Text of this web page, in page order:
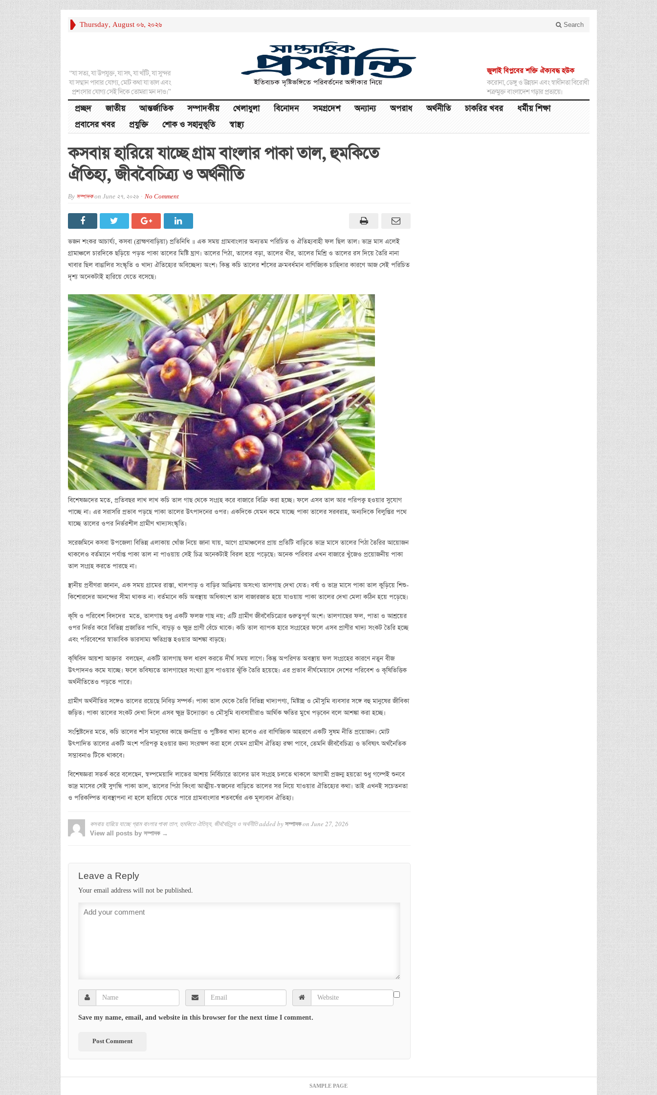
Thursday, August 06, 2026 Search
“যা সত্য, যা উপযুক্ত, যা সৎ, যা খাঁটি, যা সুন্দর
যা সম্মান পাবার যোগ্য, মোট কথা যা ভাল এবং
প্রশংসার যোগ্য সেই দিকে তোমরা মন দাও।”
জুলাই বিপ্লবের শক্তি ঐক্যবদ্ধ হউক
করোনা, ডেঙ্গু ও উন্নয়ন এবং স্বাধীনতা বিরোধী
শত্রুমুক্ত বাংলাদেশ গড়ার প্রত্যয়ে।
প্রচ্ছদ জাতীয় আন্তর্জাতিক সম্পাদকীয় খেলাধুলা বিনোদন সমগ্রদেশ অন্যান্য অপরাধ অর্থনীতি চাকরির খবর
ধর্মীয় শিক্ষা
প্রবাসের খবর
প্রযুক্তি শোক ও সহানুভূতি স্বাস্থ্য
কসবায় হারিয়ে যাচ্ছে গ্রাম বাংলার পাকা তাল, হুমকিতে
ঐতিহ্য, জীববৈচিত্র্য ও অর্থনীতি
By সম্পাদকon June 27, 2026 No Comment
ভজন শংকর আচার্য্য, কসবা (ব্রাহ্মণবাড়িয়া) প্রতিনিধি ॥ এক সময় গ্রামবাংলার অন্যতম পরিচিত ও ঐতিহ্যবাহী ফল ছিল তাল। ভাদ্র মাস এলেই
গ্রামাঞ্চলে চারদিকে ছড়িয়ে পড়ত পাকা তালের মিষ্টি ঘ্রাণ। তালের পিঠা, তালের বড়া, তালের খীর, তালের মিশ্রি ও তালের রস দিয়ে তৈরি নানা
খাবার ছিল বাঙালির সংস্কৃতি ও খাদ্য ঐতিহ্যের অবিচ্ছেদ্য অংশ। কিন্তু কচি তালের শাঁসের ক্রমবর্ধমান বাণিজ্যিক চাহিদার কারণে আজ সেই পরিচিত
দৃশ্য অনেকটাই হারিয়ে যেতে বসেছে।
বিশেষজ্ঞদের মতে, প্রতিবছর লাখ লাখ কচি তাল গাছ থেকে সংগ্রহ করে বাজারে বিক্রি করা হচ্ছে। ফলে এসব তাল আর পরিপক্ব হওয়ার সুযোগ
পাচ্ছে না। এর সরাসরি প্রভাব পড়ছে পাকা তালের উৎপাদনের ওপর। একদিকে যেমন কমে যাচ্ছে পাকা তালের সরবরাহ, অন্যদিকে বিলুপ্তির পথে
যাচ্ছে তালের ওপর নির্ভরশীল গ্রামীণ খাদ্যসংস্কৃতি।
সরেজমিনে কসবা উপজেলা বিভিন্ন এলাকায় খোঁজ নিয়ে জানা যায়, আগে গ্রামাঞ্চলের প্রায় প্রতিটি বাড়িতে ভাদ্র মাসে তালের পিঠা তৈরির আয়োজন
থাকলেও বর্তমানে পর্যাপ্ত পাকা তাল না পাওয়ায় সেই চিত্র অনেকটাই বিরল হয়ে পড়েছে। অনেক পরিবার এখন বাজারে খুঁজেও প্রয়োজনীয় পাকা
তাল সংগ্রহ করতে পারছে না।
স্থানীয় প্রবীণরা জানান, এক সময় গ্রামের রাস্তা, খালপাড় ও বাড়ির আঙিনায় অসংখ্য তালগাছ দেখা যেত। বর্ষা ও ভাদ্র মাসে পাকা তাল কুড়িয়ে শিশু-
কিশোরদের আনন্দের সীমা থাকত না। বর্তমানে কচি অবস্থায় অধিকাংশ তাল বাজারজাত হয়ে যাওয়ায় পাকা তালের দেখা মেলা কঠিন হয়ে পড়েছে।
কৃষি ও পরিবেশ বিদদের মতে, তালগাছ শুধু একটি ফলজ গাছ নয়; এটি গ্রামীণ জীববৈচিত্র্যের গুরুত্বপূর্ণ অংশ। তালগাছের ফল, পাতা ও আশ্রয়ের
ওপর নির্ভর করে বিভিন্ন প্রজাতির পাখি, বাদুড় ও ক্ষুদ্র প্রাণী বেঁচে থাকে। কচি তাল ব্যাপক হারে সংগ্রহের ফলে এসব প্রাণীর খাদ্য সংকট তৈরি হচ্ছে
এবং পরিবেশের স্বাভাবিক ভারসাম্য ক্ষতিগ্রস্ত হওয়ার আশঙ্কা বাড়ছে।
কৃষিবিদ আয়শা আক্তার বলছেন, একটি তালগাছ ফল ধারণ করতে দীর্ঘ সময় লাগে। কিন্তু অপরিণত অবস্থায় ফল সংগ্রহের কারণে নতুন বীজ
উৎপাদনও কমে যাচ্ছে। ফলে ভবিষ্যতে তালগাছের সংখ্যা হ্রাস পাওয়ার ঝুঁকি তৈরি হয়েছে। এর প্রভাব দীর্ঘমেয়াদে দেশের পরিবেশ ও কৃষিভিত্তিক
অর্থনীতিতেও পড়তে পারে।
গ্রামীণ অর্থনীতির সঙ্গেও তালের রয়েছে নিবিড় সম্পর্ক। পাকা তাল থেকে তৈরি বিভিন্ন খাদ্যপণ্য, মিষ্টান্ন ও মৌসুমি ব্যবসার সঙ্গে বহু মানুষের জীবিকা
জড়িত। পাকা তালের সংকট দেখা দিলে এসব ক্ষুদ্র উদ্যোক্তা ও মৌসুমি ব্যবসায়ীরাও আর্থিক ক্ষতির মুখে পড়বেন বলে আশঙ্কা করা হচ্ছে।
সংশ্লিষ্টদের মতে, কচি তালের শাঁস মানুষের কাছে জনপ্রিয় ও পুষ্টিকর খাদ্য হলেও এর বাণিজ্যিক আহরণে একটি সুষম নীতি প্রয়োজন। মোট
উৎপাদিত তালের একটি অংশ পরিপক্ব হওয়ার জন্য সংরক্ষণ করা হলে যেমন গ্রামীণ ঐতিহ্য রক্ষা পাবে, তেমনি জীববৈচিত্র্য ও ভবিষ্যৎ অর্থনৈতিক
সম্ভাবনাও টিকে থাকবে।
বিশেষজ্ঞরা সতর্ক করে বলেছেন, স্বল্পমেয়াদি লাভের আশায় নির্বিচারে তালের ডাব সংগ্রহ চলতে থাকলে আগামী প্রজন্ম হয়তো শুধু গল্পেই শুনবে
ভাদ্র মাসের সেই সুগন্ধি পাকা তাল, তালের পিঠা কিংবা আত্মীয়-স্বজনের বাড়িতে তালের সর নিয়ে যাওয়ার ঐতিহ্যের কথা। তাই এখনই সচেতনতা
ও পরিকল্পিত ব্যবস্থাপনা না হলে হারিয়ে যেতে পারে গ্রামবাংলার শতবর্ষের এক মূল্যবান ঐতিহ্য।
কসবায় হারিয়ে যাচ্ছে গ্রাম বাংলার পাকা তাল, হুমকিতে ঐতিহ্য, জীববৈচিত্র্য ও অর্থনীতিadded by সম্পাদকon June 27, 2026
View all posts by সম্পাদক →
Leave a Reply
Your email address will not be published.
Save my name, email, and website in this browser for the next time I comment.
SAMPLE PAGE